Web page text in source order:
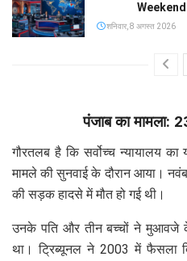
Weekend
शनिवार, 8 अगस्त 2026
पंजाब का मामला:
गौरतलब है कि सर्वोच्च न्यायालय
मामले की सुनवाई के दौरान आया।
की सड़क हादसे में मौत हो गई थी।
उनके पति और तीन बच्चों ने मुआवजे
था। ट्रिब्यूनल ने 2003 में फैसला